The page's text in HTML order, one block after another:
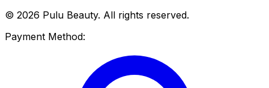
© 2026 Pulu Beauty. All rights reserved.
Payment Method: